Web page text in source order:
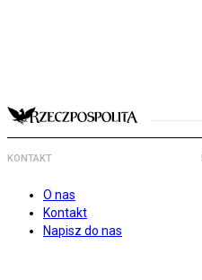
KONTAKT
O nas
Kontakt
Napisz do nas